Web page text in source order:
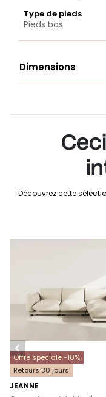
Type de pieds
Pieds bas
Dimensions
Découvrez cette
Offre spéciale -10%
Retours 30 jours
JEANNE
